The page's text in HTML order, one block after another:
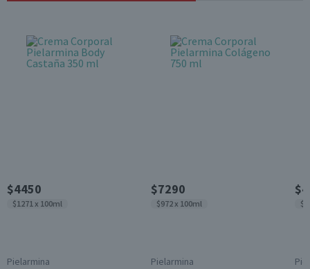
$4450
$1271 x 100ml
Pielarmina
$7290
$972 x 100ml
Pielarmina